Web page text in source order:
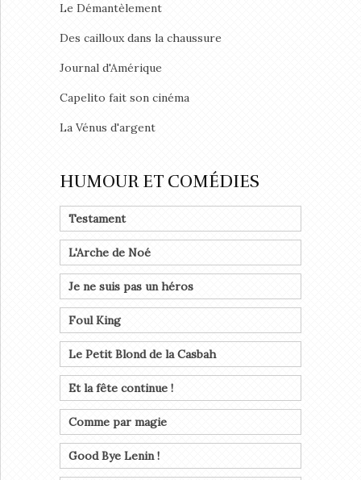
Le Démantèlement
Des cailloux dans la chaussure
Journal d'Amérique
Capelito fait son cinéma
La Vénus d'argent
HUMOUR ET COMÉDIES
Testament
L'Arche de Noé
Je ne suis pas un héros
Foul King
Le Petit Blond de la Casbah
Et la fête continue !
Comme par magie
Good Bye Lenin !